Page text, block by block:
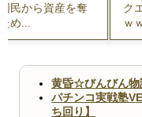
民から資産を奪
め...
ク
ｗ
黄昏☆びんびん物
パチンコ実戦塾
ち回り】